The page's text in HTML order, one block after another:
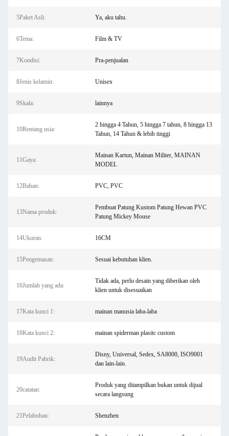
5Paket Asli: Ya, aku tahu.
6Tema: Film & TV
7Kondisi: Pra-penjualan
8Jenis kelamin: Unisex
9Skala: lainnya
10Rentang usia:
2 hingga 4 Tahun, 5 hingga 7 tahun, 8 hingga 13
Tahun, 14 Tahun & lebih tinggi
11Gaya:
Mainan Kartun, Mainan Militer, MAINAN
MODEL
12Bahan: PVC, PVC
13Nama produk:
Pembuat Patung Kustom Patung Hewan PVC
Patung Mickey Mouse
14Ukuran: 16CM
15Pengemasan: Sesuai kebutuhan klien.
16Jumlah yang ada:
Tidak ada, perlu desain yang diberikan oleh
klien untuk disesuaikan
17Kata kunci 1: mainan manusia laba-laba
18Kata kunci 2: mainan spiderman plasitc custom
19Audit Pabrik:
Disny, Universal, Sedex, SA8000, ISO9001
dan lain-lain.
20catatan:
Produk yang ditampilkan bukan untuk dijual
secara langsung
21Pelabuhan: Shenzhen